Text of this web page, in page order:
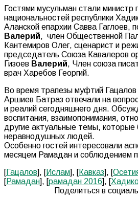
Гостями мусульман стали министр
национальностей республики
Аланской епархии Савва Гаглоев,
Валерий, член Общественной
Кантемиров Олег, сценарист и
председатель Союза Кавалеров
Гизоев Валерий, Член союза
врач Харебов Георгий.
Во время трапезы муфтий
Аршиев Батраз отвечали на
и реалий сегодняшнего дня.
воспитания, взаимопонимания,
другие актуальные темы, которые
неравнодушных людей.
Особенно гостей интересовали
месяцем Рамадан и соблюдением
[Гацалов], [Ислам], [Кавказ], [
[Рамадан], [рамадан 2016], [
Поделиться в